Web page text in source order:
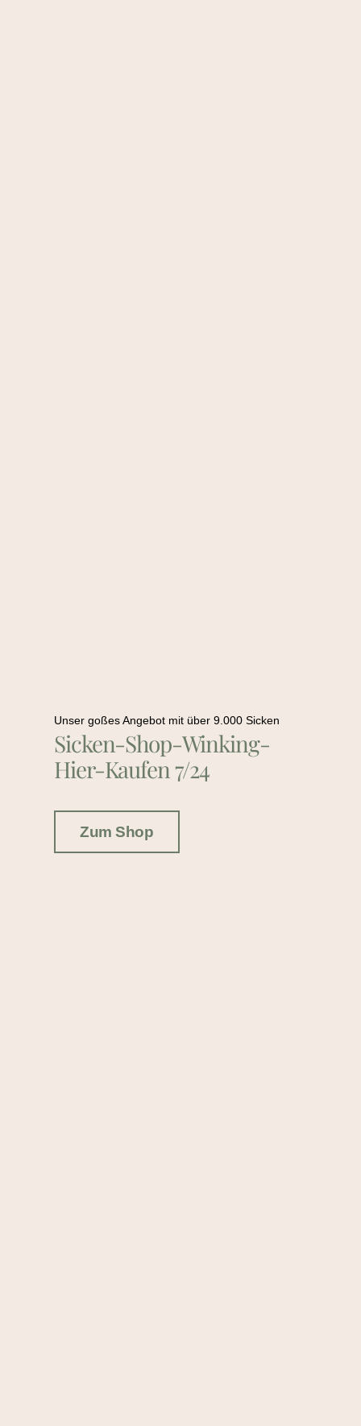
Unser goßes Angebot mit über 9.000 Sicken
Sicken-Shop-Winking-
Hier-Kaufen 7/24
Zum Shop